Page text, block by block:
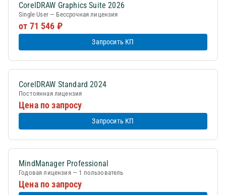
CorelDRAW Graphics Suite 2026
Single User — Бессрочная лицензия
от 71 546 ₽
Запросить КП
CorelDRAW Standard 2024
Постоянная лицензия
Цена по запросу
Запросить КП
MindManager Professional
Годовая лицензия — 1 пользователь
Цена по запросу